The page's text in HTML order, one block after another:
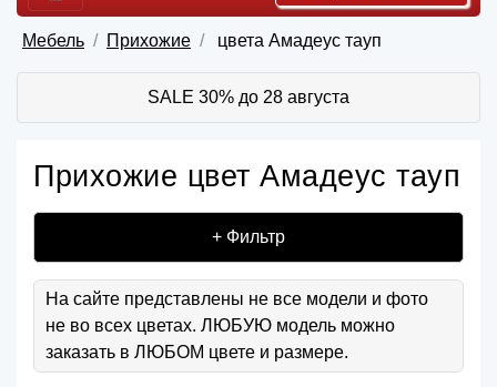
Мебель Прихожие цвета Амадеус тауп
SALE 30% до 28 августа
Прихожие цвет Амадеус тауп
+ Фильтр
На сайте представлены не все модели и фото
не во всех цветах. ЛЮБУЮ модель можно
заказать в ЛЮБОМ цвете и размере.